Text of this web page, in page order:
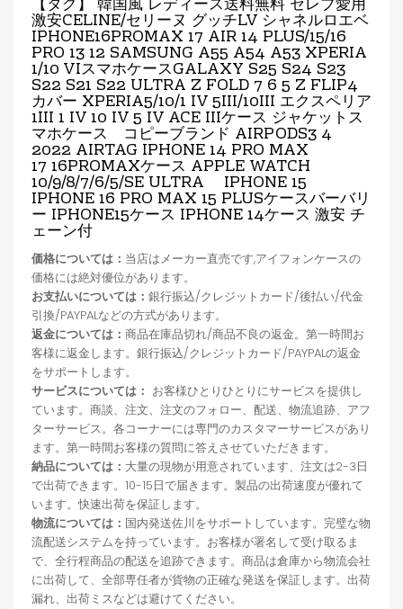
激安CELINE/セリーヌ グッチLV シャネルロエベ
IPHONE16PROMAX 17 AIR14 PLUS/15/16
PRO 13 12 SAMSUNG A55 A54 A53 XPERIA
1/10 VIスマホケースGALAXY S25 S24 S23
S22 S21 S22 ULTRA Z FOLD 7 6 5 Z FLIP4
カバー XPERIA5/10/1 IV 5III/10III エクスペリア
1III 1 IV 10 IV 5 IV ACE IIIケース ジャケットス
マホケース コピーブランド AIRPODS3 4
2022 AIRTAG IPHONE 14 PRO MAX
17 16PROMAXケース APPLE WATCH
10/9/8/7/6/5/SE ULTRA IPHONE 15
IPHONE 16 PRO MAX 15 PLUSケースバーバリ
ー IPHONE15ケース IPHONE 14ケース 激安 チ
ェーン付
価格については： 当店はメーカー直売です,アイフォンケースの
価格には絶対優位があります。
お支払いについては： 銀行振込/クレジットカード/後払い/代金
引換/PAYPALなどの方式があります。
返金については： 商品在庫品切れ/商品不良の返金。第一時間お
客様に返金します。銀行振込/クレジットカード/PAYPALの返金
をサポートします。
サービスについては： お客様ひとりひとりにサービスを提供し
ています。商談、注文、注文のフォロー、配送、物流追跡、アフ
ターサービス。各コーナーには専門のカスタマーサービスがあり
ます。第一時間お客様の質問に答えさせていただきます。
納品については： 大量の現物が用意されています、注文は2-3日
で出荷できます。10-15日で届きます。製品の出荷速度が優れて
います。快速出荷を保証します。
物流については： 国内発送佐川をサポートしています。完璧な物
流配送システムを持っています。お客様が署名して受け取るま
で、全行程商品の配送を追跡できます。商品は倉庫から物流会社
に出荷して、全部専任者が貨物の正確な発送を保証します。出荷
漏れ、出荷ミスなどは避けてください。